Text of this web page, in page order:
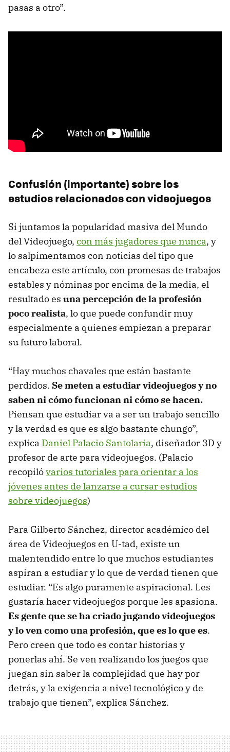
pasas a otro”.
Confusión (importante) sobre los
estudios relacionados con videojuegos
Si juntamos la popularidad masiva del Mundo
del Videojuego, con más jugadores que nunca, y
lo salpimentamos con noticias del tipo que
encabeza este artículo, con promesas de trabajos
estables y nóminas por encima de la media, el
resultado es una percepción de la profesión
poco realista, lo que puede confundir muy
especialmente a quienes empiezan a preparar
su futuro laboral.
“Hay muchos chavales que están bastante
perdidos. Se meten a estudiar videojuegos y no
saben ni cómo funcionan ni cómo se hacen.
Piensan que estudiar va a ser un trabajo sencillo
y la verdad es que es algo bastante chungo”,
explica Daniel Palacio Santolaria, diseñador 3D y
profesor de arte para videojuegos. (Palacio
recopilóvarios tutoriales para orientar a los
jóvenes antes de lanzarse a cursar estudios
sobre videojuegos)
Para Gilberto Sánchez, director académico del
área de Videojuegos en U-tad, existe un
malentendido entre lo que muchos estudiantes
aspiran a estudiar y lo que de verdad tienen que
estudiar. “Es algo puramente aspiracional. Les
gustaría hacer videojuegos porque les apasiona.
Es gente que se ha criado jugando videojuegos
y lo ven como una profesión, que es lo que es.
Pero creen que todo es contar historias y
ponerlas ahí. Se ven realizando los juegos que
juegan sin saber la complejidad que hay por
detrás, y la exigencia a nivel tecnológico y de
trabajo que tienen”, explica Sánchez.